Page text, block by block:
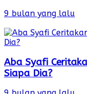
9 bulan yang lalu
Aba Syafi
Siapa Dia?